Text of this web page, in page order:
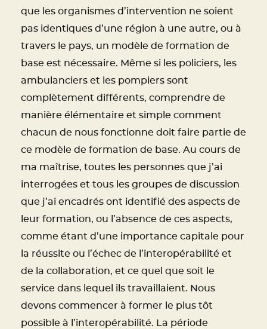
que les organismes d’intervention ne soient
pas identiques d’une région à une autre, ou à
travers le pays, un modèle de formation de
base est nécessaire. Même si les policiers, les
ambulanciers et les pompiers sont
complètement différents, comprendre de
manière élémentaire et simple comment
chacun de nous fonctionne doit faire partie de
ce modèle de formation de base. Au cours de
ma maîtrise, toutes les personnes que j’ai
interrogées et tous les groupes de discussion
que j’ai encadrés ont identifié des aspects de
leur formation, ou l’absence de ces aspects,
comme étant d’une importance capitale pour
la réussite ou l’échec de l’interopérabilité et
de la collaboration, et ce quel que soit le
service dans lequel ils travaillaient. Nous
devons commencer à former le plus tôt
possible à l’interopérabilité. La période